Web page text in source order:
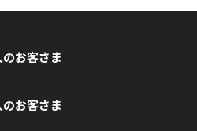
お客さま
お客さま